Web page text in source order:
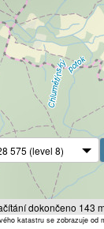
dokončeno 143
katastru se zobrazuje